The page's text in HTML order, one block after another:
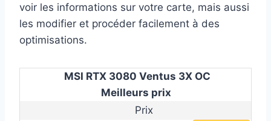
voir les informations sur votre carte, mais aussi
les modifier et procéder facilement à des
optimisations.
MSI RTX 3080 Ventus 3X OC
Meilleurs prix
Prix